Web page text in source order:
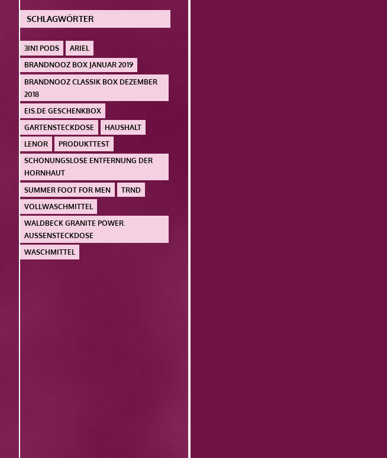
SCHLAGWÖRTER
3IN1 PODS
ARIEL
BRANDNOOZ BOX JANUAR 2019
BRANDNOOZ CLASSIK BOX DEZEMBER
2018
EIS.DE GESCHENKBOX
GARTENSTECKDOSE
HAUSHALT
LENOR
PRODUKTTEST
SCHONUNGSLOSE ENTFERNUNG DER
HORNHAUT
SUMMER FOOT FOR MEN
TRND
VOLLWASCHMITTEL
WALDBECK GRANITE POWER.
AUSSENSTECKDOSE
WASCHMITTEL